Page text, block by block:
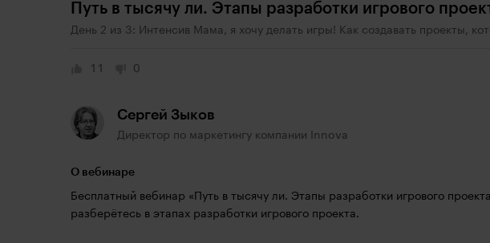
Путь в тысячу ли. Этапы разработки игрового
День 2 из 3: Интенсив Мама, я хочу делать игры! Как создавать проекты,
11 0
Сергей Зыков
Директор по маркетингу компании Innova
О вебинаре
Бесплатный вебинар «Путь в тысячу ли. Этапы разработки игрового
разберётесь в этапах разработки игрового проекта.